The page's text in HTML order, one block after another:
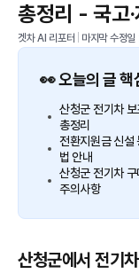
총정리 - 국고
겟차 AI 리포터 마지막 수정일
👀 오늘의 글 핵
산청군 전기차
총정리
전환지원금 신설
법 안내
산청군 전기차
주의사항
산청군에서 전기